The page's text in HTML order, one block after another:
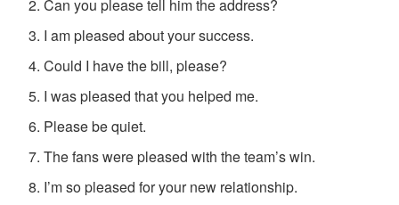
Can you please tell him the address?
I am pleased about your success.
Could I have the bill, please?
I was pleased that you helped me.
Please be quiet.
The fans were pleased with the team’s win.
I’m so pleased for your new relationship.